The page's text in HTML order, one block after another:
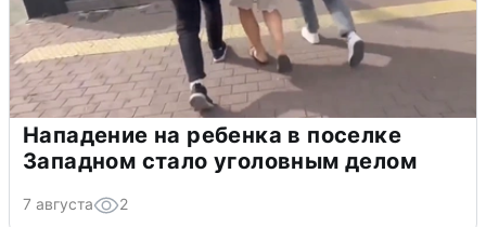
Нападение на ребенка в поселке
Западном стало уголовным делом
7 августа 2